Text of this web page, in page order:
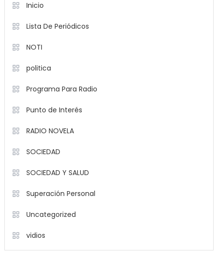
Inicio
Lista De Periódicos
NOTI
politica
Programa Para Radio
Punto de Interés
RADIO NOVELA
SOCIEDAD
SOCIEDAD Y SALUD
Superación Personal
Uncategorized
vidios